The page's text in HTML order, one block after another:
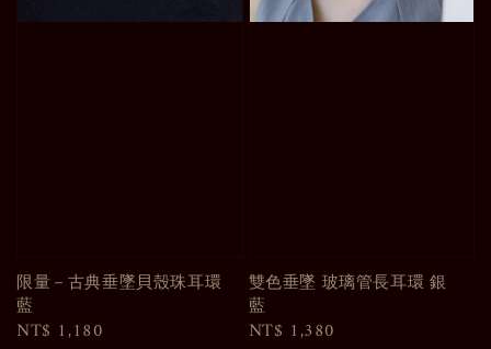
限量－古典垂墜貝殼珠耳環
藍
Regular
NT$ 1,180
雙色垂墜 玻璃管長耳環 銀
藍
Regular
NT$ 1,380